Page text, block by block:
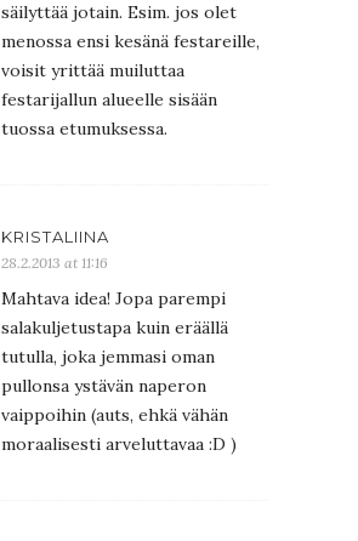
säilyttää jotain. Esim. jos olet
menossa ensi kesänä festareille,
voisit yrittää muiluttaa
festarijallun alueelle sisään
tuossa etumuksessa.
KRISTALIINA
28.2.2013 at 11:16
Mahtava idea! Jopa parempi
salakuljetustapa kuin eräällä
tutulla, joka jemmasi oman
pullonsa ystävän naperon
vaippoihin (auts, ehkä vähän
moraalisesti arveluttavaa :D )